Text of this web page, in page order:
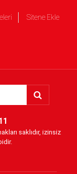
Sitene Ekle
saklıdır, izinsiz